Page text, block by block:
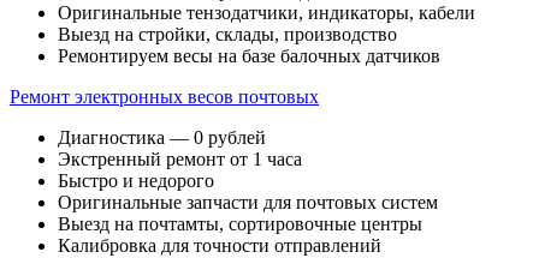
Оригинальные тензодатчики, индикаторы, кабели
Выезд на стройки, склады, производство
Ремонтируем весы на базе балочных датчиков
Ремонт электронных весов почтовых
Диагностика — 0 рублей
Экстренный ремонт от 1 часа
Быстро и недорого
Оригинальные запчасти для почтовых систем
Выезд на почтамты, сортировочные центры
Калибровка для точности отправлений